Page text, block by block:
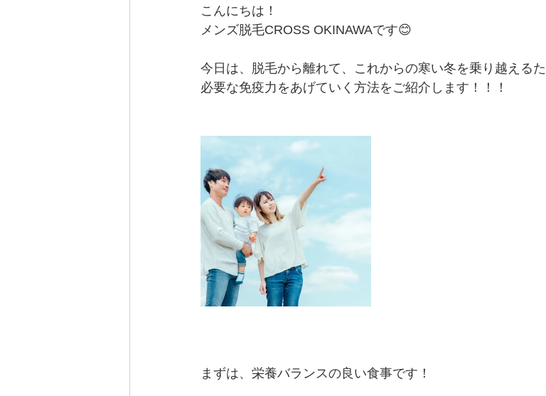
こんにちは！
メンズ脱毛CROSS OKINAWAです😊
今日は、脱毛から離れて、これからの寒い冬を乗り越えるた
必要な免疫力をあげていく方法をご紹介します！！！
まずは、栄養バランスの良い食事です！